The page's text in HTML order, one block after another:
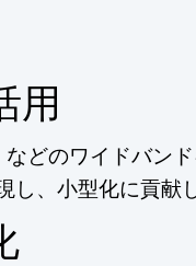
用
どのワイドバン
、小型化に貢献